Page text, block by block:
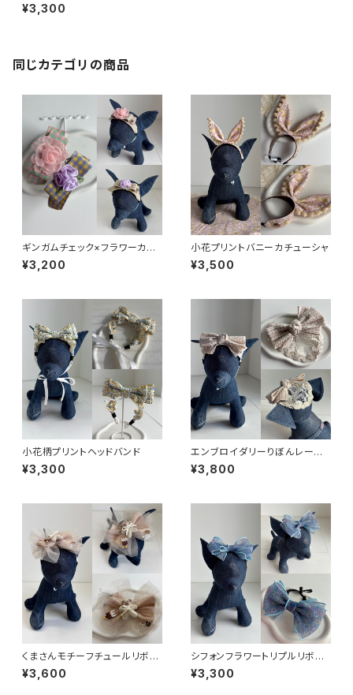
¥3,300
同じカテゴリの商品
ギンガムチェック×フラワーカチ
ューシャ
¥3,200
小花プリントバニーカチューシャ
¥3,500
小花柄プリントヘッドバンド
¥3,300
エンブロイダリーりぼんレース
コンビカチューシャ
¥3,800
くまさんモチーフチュールリボン
カチューシャ
¥3,600
シフォンフラワートリプルリボン
カチューシャ
¥3,300